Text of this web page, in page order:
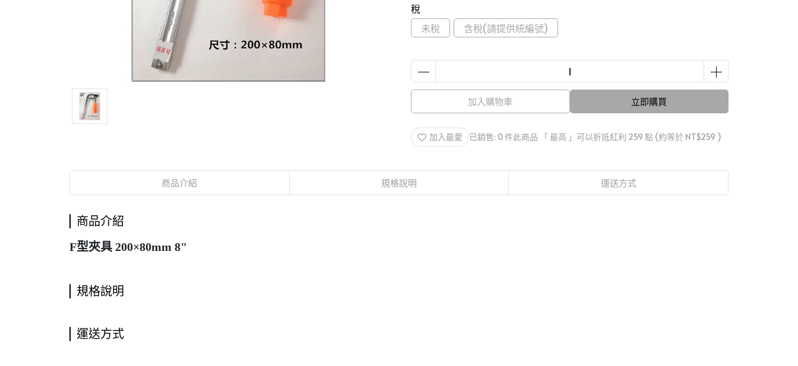
稅
未稅
含稅(請提供統編號)
加入購物車 立即購買
加入最愛 已銷售: 0 件此商品 「 最高 」可以折抵紅利 259 點 (約等於 NT$259 )
商品介紹 規格說明 運送方式
商品介紹
F型夾具 200×80mm 8"
規格說明
運送方式